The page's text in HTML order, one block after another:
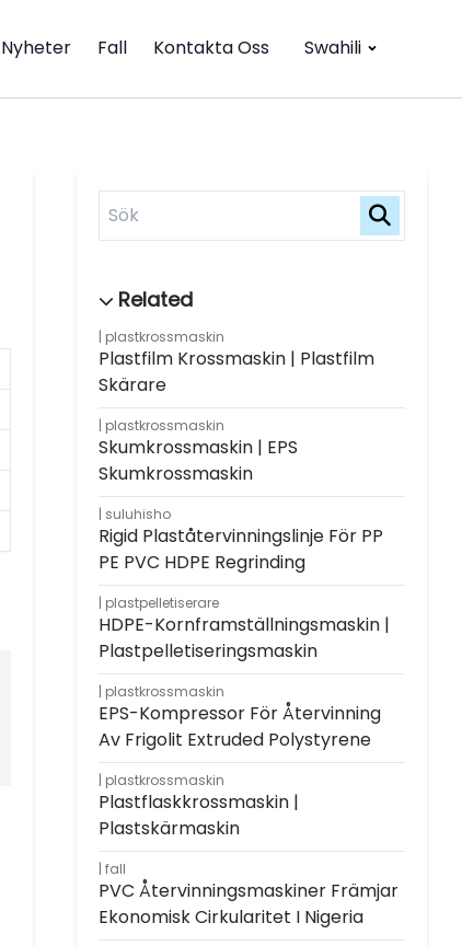
Nyheter Fall Kontakta Oss Swahili
plastkrossmaskin
Plastfilm Krossmaskin | Plastfilm
Skärare
plastkrossmaskin
Skumkrossmaskin | EPS
Skumkrossmaskin
suluhisho
Rigid Plaståtervinningslinje För PP
PE PVC HDPE Regrinding
plastpelletiserare
HDPE-Kornframställningsmaskin |
Plastpelletiseringsmaskin
plastkrossmaskin
EPS-Kompressor För Återvinning
Av Frigolit Extruded Polystyrene
plastkrossmaskin
Plastflaskkrossmaskin |
Plastskärmaskin
fall
PVC Återvinningsmaskiner Främjar
Ekonomisk Cirkularitet I Nigeria